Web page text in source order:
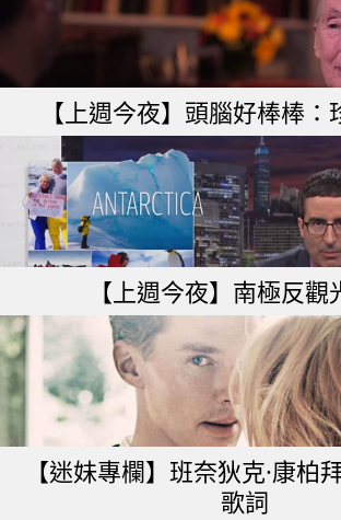
【上週今夜】頭腦好棒棒
【上週今夜】南極反觀
【迷妹專欄】班奈狄克·康柏
歌詞